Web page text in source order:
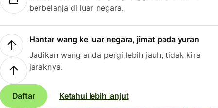
berbelanja di luar negara.
Hantar wang ke luar negara, jimat pada yuran
Jadikan wang anda pergi lebih jauh, tidak kira
jaraknya.
Daftar Ketahui lebih lanjut